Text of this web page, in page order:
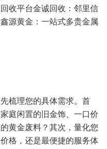
收平台金诚回收：邻里信
源黄金：一站式多贵金属
梳理您的具体需求。首
庭闲置的旧金饰、一口价
黄金废料？其次，量化您
格，还是最便捷的服务体